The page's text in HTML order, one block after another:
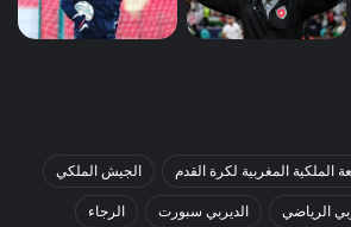
الملكية المغربية لكرة القدم الجيش الملكي
الرياضي الديربي سبورت الرجاء